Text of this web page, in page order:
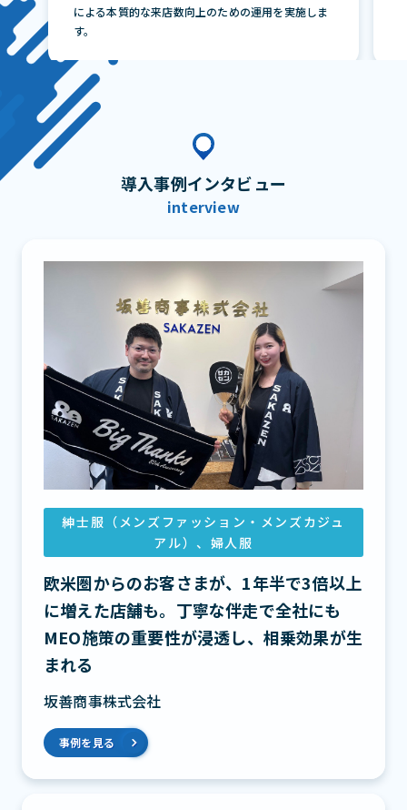
による本質的な来店数向上のための運用を実施しま
す。
導入事例インタビュー
interview
紳士服（メンズファッション・メンズカジュ
アル）、婦人服
欧米圏からのお客さまが、1年半で3倍以上
に増えた店舗も。丁寧な伴走で全社にも
MEO施策の重要性が浸透し、相乗効果が生
まれる
坂善商事株式会社
事例を見る